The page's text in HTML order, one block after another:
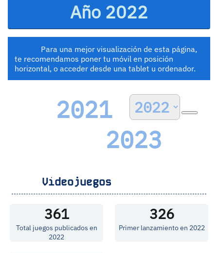
Año 2022
Para una mejor visualización de esta página,
te recomendamos poner tu móvil en posición
horizontal, o acceder desde una tablet u ordenador.
2021
2023
Videojuegos
361
Total juegos publicados en
2022
326
Primer lanzamiento en 2022